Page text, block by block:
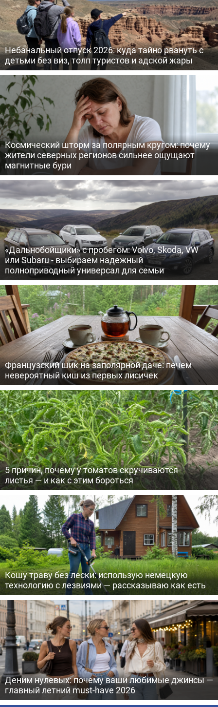
Небанальный отпуск 2026: куда тайно рвануть с
детьми без виз, толп туристов и адской жары
Космический шторм за полярным кругом: почему
жители северных регионов сильнее ощущают
магнитные бури
«Дальнобойщики» с пробегом: Volvo, Skoda, VW
или Subaru - выбираем надежный
полноприводный универсал для семьи
Французский шик на заполярной даче: печем
невероятный киш из первых лисичек
5 причин, почему у томатов скручиваются
листья — и как с этим бороться
Кошу траву без лески: использую немецкую
технологию с лезвиями — рассказываю как есть
Деним нулевых: почему ваши любимые джинсы —
главный летний must-have 2026